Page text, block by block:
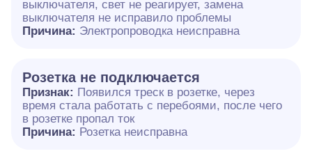
выключателя, свет не реагирует, замена
выключателя не исправило проблемы
Причина: Электропроводка неисправна
Розетка не подключается
Признак: Появился треск в розетке, через
время стала работать с перебоями, после чего
в розетке пропал ток
Причина: Розетка неисправна